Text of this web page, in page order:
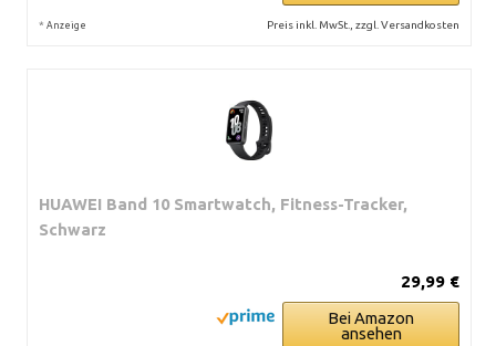
* Anzeige Preis inkl. MwSt., zzgl. Versandkosten
HUAWEI Band 10 Smartwatch, Fitness-Tracker,
Schwarz
29,99 €
Bei Amazon
ansehen